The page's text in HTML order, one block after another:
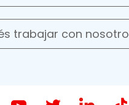
trabajar con